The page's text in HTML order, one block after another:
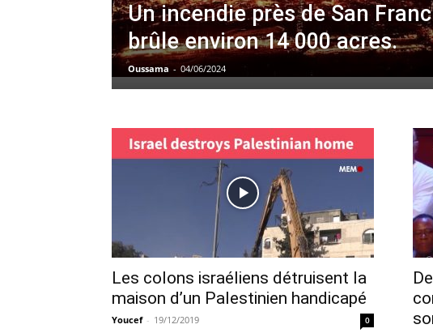
Un incendie près de San
brûle environ 14 000 acres.
Oussama - 04/06/2024
Les colons israéliens détruisent la
maison d’un Palestinien handicapé
Youcef - 19/12/2019 0